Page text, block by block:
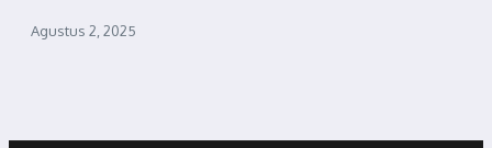
Agustus 2, 2025